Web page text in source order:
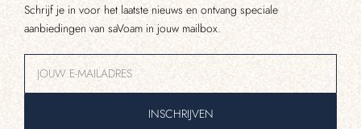
Schrijf je in voor het laatste nieuws en ontvang speciale
aanbiedingen van saVoam in jouw mailbox.
INSCHRIJVEN